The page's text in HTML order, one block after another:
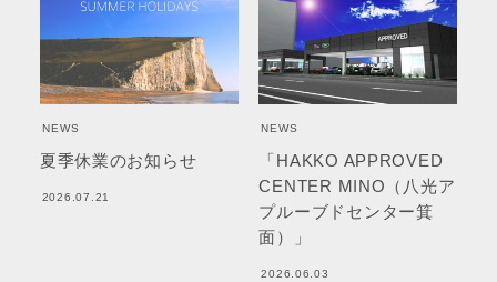
NEWS
夏季休業のお知らせ
2026.07.21
NEWS
「HAKKO APPROVED
CENTER MINO（八光ア
プルーブドセンター箕
面）」
2026.06.03